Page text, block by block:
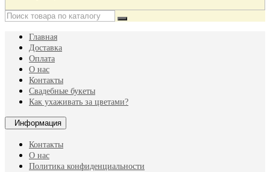
Главная
Доставка
Оплата
О нас
Контакты
Свадебные букеты
Как ухаживать за цветами?
Информация
Контакты
О нас
Политика конфиденциальности